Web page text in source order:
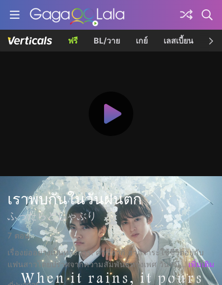
ฟรี BL/วาย เกย์ เลสเบี้ยน เค
เราพบกันในวันฝนตก
ふったらどしゃぶり
7 ตอน
เรื่องย่ออย่างเป็นทางการ: คาซึอากิ ฮากิวาระใช้ชีวิตอยู่กับ
แฟนสาวโดยปราศจากความสัมพันธ์ทางเพศ วันหนึ... เพิ่มเติม